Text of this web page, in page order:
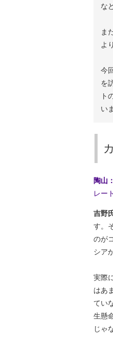
な
ま
よ
今
を
ト
い
陶山：
レー
吉野
す。
のが
シア
実際
はあ
てい
生懸
じゃ